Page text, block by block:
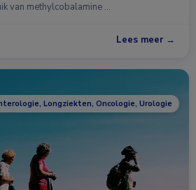
van methylcobalamine …
Lees meer →
Longziekten, Oncologie, Urologie